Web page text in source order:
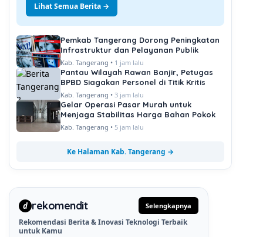
Lihat Semua Berita →
Pemkab Tangerang Dorong Peningkatan
Infrastruktur dan Pelayanan Publik
Kab. Tangerang • 1 jam lalu
Pantau Wilayah Rawan Banjir, Petugas
BPBD Siagakan Personel di Titik Kritis
Kab. Tangerang • 3 jam lalu
Gelar Operasi Pasar Murah untuk
Menjaga Stabilitas Harga Bahan Pokok
Kab. Tangerang • 5 jam lalu
Ke Halaman Kab. Tangerang →
d rekomendit Selengkapnya
Rekomendasi Berita & Inovasi Teknologi Terbaik
untuk Kamu